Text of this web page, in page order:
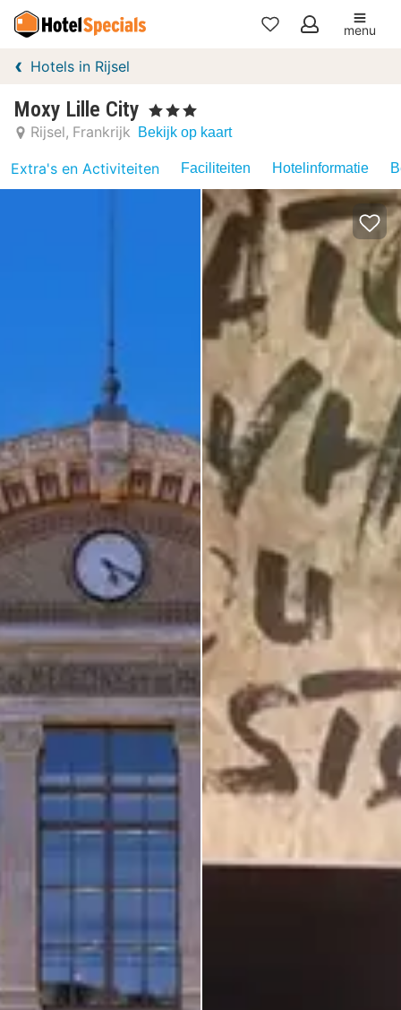
Mijn
menu
Hotels in Rijsel
Moxy Lille City , 3 Sterren
Rijsel Frankrijk Bekijk op kaart
Extra's en Activiteiten Faciliteiten Hotelinformatie